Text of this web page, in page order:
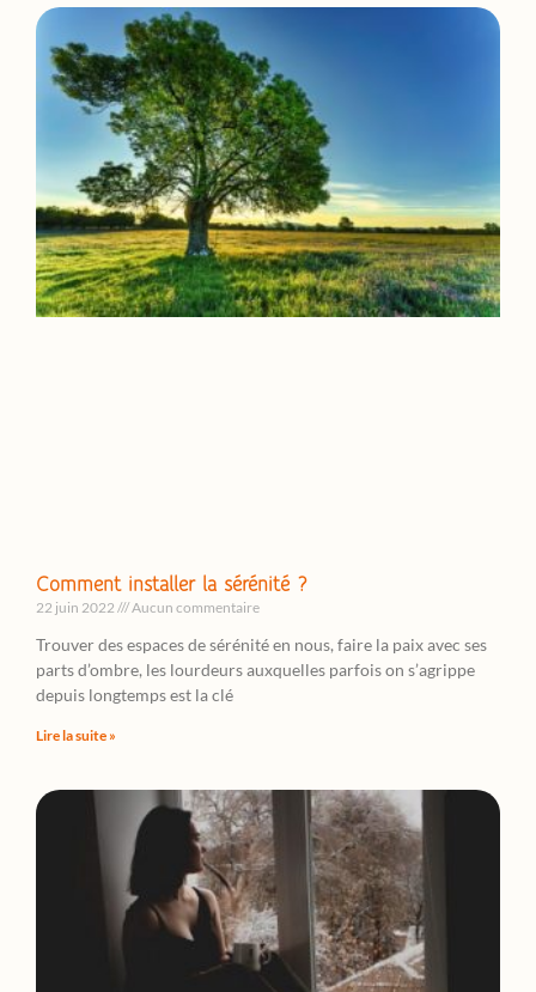
Comment installer la sérénité ?
22 juin 2022 Aucun commentaire
Trouver des espaces de sérénité en nous, faire la paix avec ses
parts d’ombre, les lourdeurs auxquelles parfois on s’agrippe
depuis longtemps est la clé
Lire la suite »